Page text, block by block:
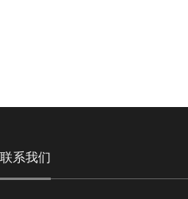
联系我们